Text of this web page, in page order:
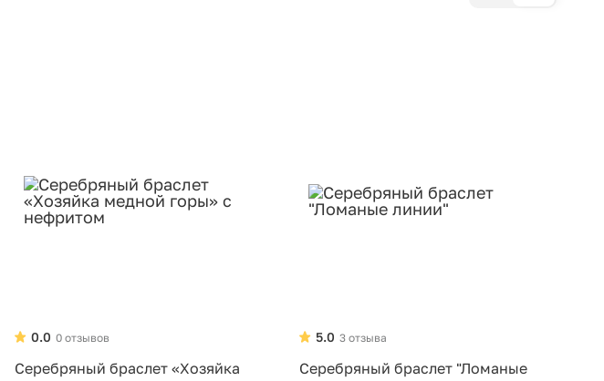
0 отзывов
0.0
Серебряный браслет «Хозяйка
3 отзыва
5.0
Серебряный браслет "Ломаные